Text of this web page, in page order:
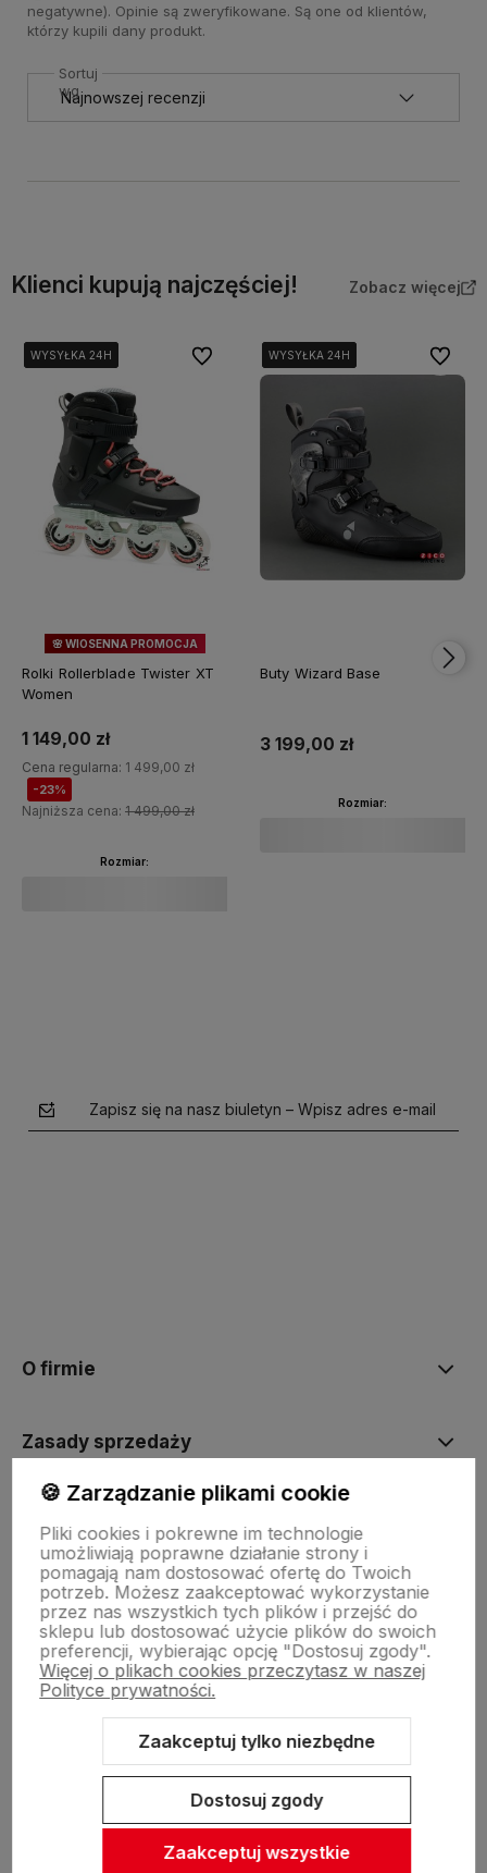
negatywne). Opinie są zweryfikowane. Są one od klientów,
którzy kupili dany produkt.
Sortuj
wg
Klienci kupują najczęściej! Zobacz więcej
🌸 WIOSENNA PROMOCJA
WYSYŁKA 24H
WYSYŁKA 24H
WYSYŁKA 24H
WYSYŁKA 24H
Rolki Rollerblade Twister XT
Women
1 149,00 zł
Cena regularna: 1 499,00 zł
-23%
Najniższa cena: 1 499,00 zł
Rozmiar:
Do ulubionychWYSYŁKA 24H
WYSYŁKA 24H
WYSYŁKA 24H
WYSYŁKA 24H
Buty Wizard Base
3 199,00 zł
Rozmiar:
Do
Zapisz się na nasz biuletyn – Wpisz adres e-mail
O firmie
Zasady sprzedaży
Inne
Sklep internetowy Shoper Premium
Szablon Shoper Modern 3.0™
🍪 Zarządzanie plikami cookie
Pliki cookies i pokrewne im technologie
umożliwiają poprawne działanie strony i
pomagają nam dostosować ofertę do Twoich
potrzeb. Możesz zaakceptować wykorzystanie
przez nas wszystkich tych plików i przejść do
sklepu lub dostosować użycie plików do swoich
preferencji, wybierając opcję "Dostosuj zgody".
Więcej o plikach cookies przeczytasz w naszej
Polityce prywatności.
Zaakceptuj tylko niezbędne
Dostosuj zgody
Zaakceptuj wszystkie